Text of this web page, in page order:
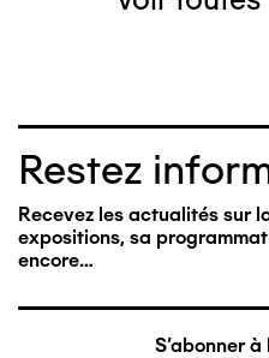
Restez
Recevez les actualités sur
expositions, sa
encore…
S'abonner